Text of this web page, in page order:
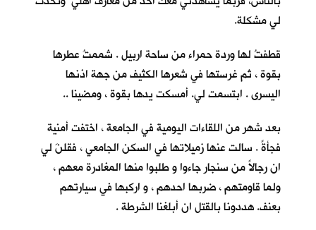
لي مشكلة.
قطفتُ لها وردة حمراء من ساحة اربيل . شممتُ عطرها
بقوة ، ثم غرستها في شعرها الكثيف من جهة اذنها
اليسرى . ابتسمت لي. أمسكت يدها بقوة ، ومضينا ..
بعد شهر من اللقاءات اليومية في الجامعة ، اختفت أمنية
فجأةً . سالت عنها زميلاتها في السكن الجامعي ، فقلنَ لي
ان رجالاً من سنجار جاءوا و طلبوا منها المغادرة معهم ،
ولما قاومتهم ، ضربها احدهم ، و اركبها في سيارتهم
بعنف. هددونا بالقتل ان أبلغنا الشرطة .